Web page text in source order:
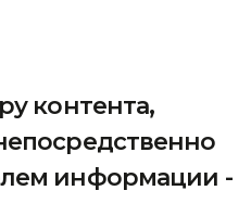
контента,
информации -